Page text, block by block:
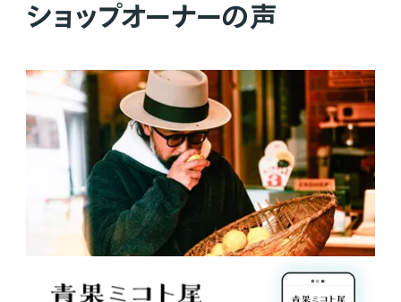
ショップオーナーの声